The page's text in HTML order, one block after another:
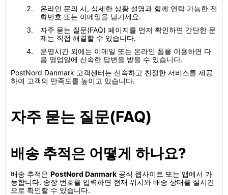
온라인 문의 시, 상세한 상황 설명과 함께 연락 가능한 전
화번호 또는 이메일을 남기세요.
자주 묻는 질문(FAQ) 페이지를 먼저 확인하면 간단한 문
제는 직접 해결할 수 있습니다.
운영시간 외에는 이메일 또는 온라인 폼을 이용하면 다
음 영업일에 신속한 답변을 받을 수 있습니다.
PostNord Danmark 고객센터는 신속하고 친절한 서비스를 제공
하여 고객의 만족도를 높이고 있습니다.
자주 묻는 질문(FAQ)
배송 추적은 어떻게 하나요?
배송 추적은 PostNord Danmark 공식 웹사이트 또는 앱에서 가
능합니다. 송장 번호를 입력하면 현재 위치와 배송 상태를 실시간
으로 확인할 수 있습니다.